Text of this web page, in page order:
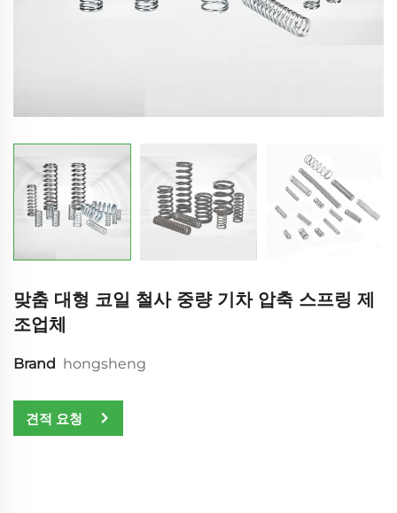
맞춤 대형 코일 철사 중량 기차 압축 스프링 제
조업체
Brand hongsheng
견적 요청